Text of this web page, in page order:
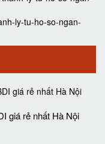
ly-tu-ho-so-ngan-
giá rẻ nhất Hà Nội